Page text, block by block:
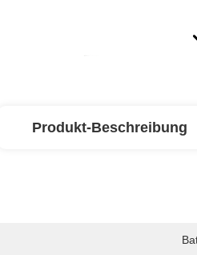
Produkt-Beschreibung